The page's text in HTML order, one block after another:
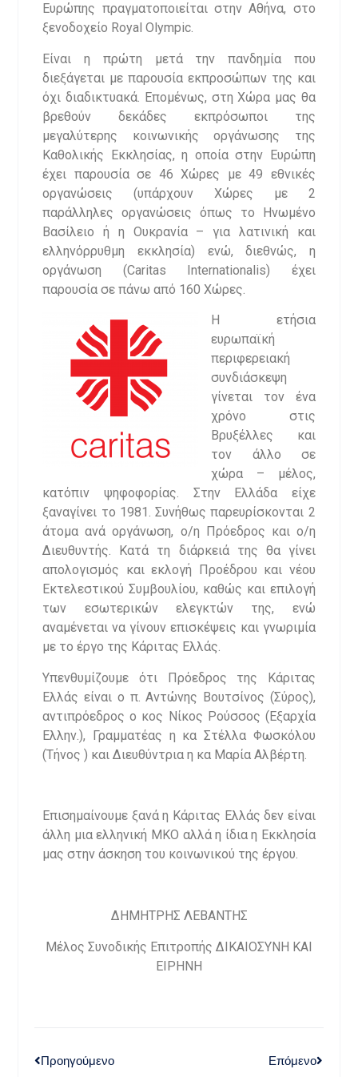
Ευρώπης πραγματοποιείται στην Αθήνα, στο
ξενοδοχείο Royal Olympic.
Είναι η πρώτη μετά την πανδημία που
διεξάγεται με παρουσία εκπροσώπων της και
όχι διαδικτυακά. Επομένως, στη Χώρα μας θα
βρεθούν δεκάδες εκπρόσωποι της
μεγαλύτερης κοινωνικής οργάνωσης της
Καθολικής Εκκλησίας, η οποία στην Ευρώπη
έχει παρουσία σε 46 Χώρες με 49 εθνικές
οργανώσεις (υπάρχουν Χώρες με 2
παράλληλες οργανώσεις όπως το Ηνωμένο
Βασίλειο ή η Ουκρανία – για λατινική και
ελληνόρρυθμη εκκλησία) ενώ, διεθνώς, η
οργάνωση (Caritas Internationalis) έχει
παρουσία σε πάνω από 160 Χώρες.
Η ετήσια
ευρωπαϊκή
περιφερειακή
συνδιάσκεψη
γίνεται τον ένα
χρόνο στις
Βρυξέλλες και
τον άλλο σε
χώρα – μέλος,
κατόπιν ψηφοφορίας. Στην Ελλάδα είχε
ξαναγίνει το 1981. Συνήθως παρευρίσκονται 2
άτομα ανά οργάνωση, ο/η Πρόεδρος και ο/η
Διευθυντής. Κατά τη διάρκειά της θα γίνει
απολογισμός και εκλογή Προέδρου και νέου
Εκτελεστικού Συμβουλίου, καθώς και επιλογή
των εσωτερικών ελεγκτών της, ενώ
αναμένεται να γίνουν επισκέψεις και γνωριμία
με το έργο της Κάριτας Ελλάς.
Υπενθυμίζουμε ότι Πρόεδρος της Κάριτας
Ελλάς είναι ο π. Αντώνης Βουτσίνος (Σύρος),
αντιπρόεδρος ο κος Νίκος Ρούσσος (Εξαρχία
Ελλην.), Γραμματέας η κα Στέλλα Φωσκόλου
(Τήνος ) και Διευθύντρια η κα Μαρία Αλβέρτη.
Επισημαίνουμε ξανά η Κάριτας Ελλάς δεν είναι
άλλη μια ελληνική ΜΚΟ αλλά η ίδια η Εκκλησία
μας στην άσκηση του κοινωνικού της έργου.
ΔΗΜΗΤΡΗΣ ΛΕΒΑΝΤΗΣ
Μέλος Συνοδικής Επιτροπής ΔΙΚΑΙΟΣΥΝΗ ΚΑΙ
ΕΙΡΗΝΗ
Προηγούμενο Επόμενο